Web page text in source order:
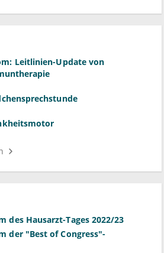
Leitlinien-Update von
des Hausarzt-Tages 2022/23
der "Best of Congress"-